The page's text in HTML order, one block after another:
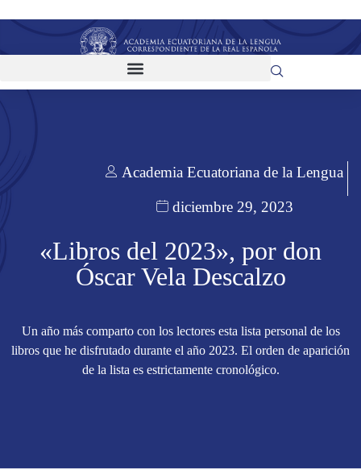
Academia Ecuatoriana de la Lengua
diciembre 29, 2023
«Libros del 2023», por don
Óscar Vela Descalzo
Un año más comparto con los lectores esta lista personal de los
libros que he disfrutado durante el año 2023. El orden de aparición
de la lista es estrictamente cronológico.